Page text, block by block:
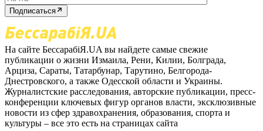
Подписаться
На сайте БессарабіЯ.UA вы найдете самые свежие
публикации о жизни Измаила, Рени, Килии, Болграда,
Арциза, Сараты, Татарбунар, Тарутино, Белгорода-
Днестровского, а также Одесской области и Украины.
Журналистские расследования, авторские публикации, пресс-
конференции ключевых фигур органов власти, эксклюзивные
новости из сфер здравохранения, образования, спорта и
культуры – все это есть на страницах сайта